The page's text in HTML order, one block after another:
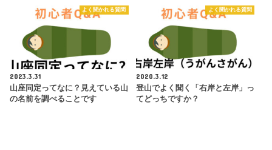
よく聞かれる質問
2023.3.31
山座同定ってなに？見えている山
の名前を調べることです
よく聞かれる質問
2020.3.12
登山でよく聞く「右岸と左岸」っ
てどっちですか？